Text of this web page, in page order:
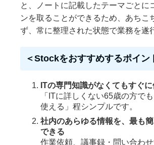
と、ノートに記載したテーマごとに
ンを取ることができるため、あちこ
ず、常に整理された状態で業務を遂
＜Stockをおすすめするポイン
ITの専門知識がなくてもすぐ
「ITに詳しくない65歳の方で
使える」程シンプルです。
社内のあらゆる情報を、最も簡
できる
作業依頼、議事録・問い合わ